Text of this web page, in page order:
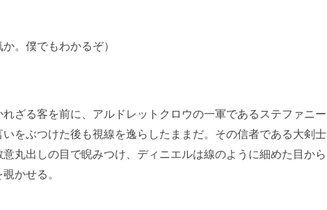
か。僕でもわかるぞ）
ざる客を前に、アルドレットクロウの一軍であるステファニー
いをぶつけた後も視線を逸らしたままだ。その信者である大剣士
丸出しの目で睨みつけ、ディニエルは線のように細めた目から
かせる。